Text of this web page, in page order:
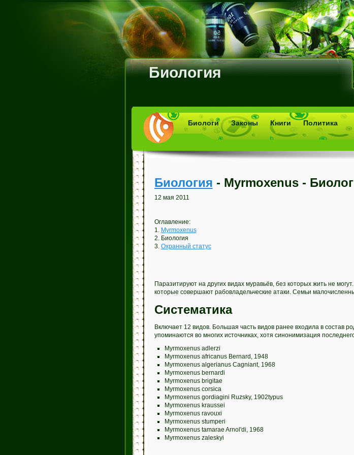
Биология
Биологи Законы Книги Политика
Биология - Myrmoxenus -
12 мая 2011
Оглавление:
1. Myrmoxenus
2. Биология
3. Охранный статус
Паразитируют на других видах муравьёв, без которых жить не
которые совершают рабовладельческие атаки. Семьи
Систематика
Включает 12 видов. Большая часть видов ранее входила в состав
упоминаются во многих источниках, хотя синонимизация
Myrmoxenus adlerzi
Myrmoxenus africanus Bernard, 1948
Myrmoxenus algerianus Cagniant, 1968
Myrmoxenus bernardi
Myrmoxenus brigitae
Myrmoxenus corsica
Myrmoxenus gordiagini Ruzsky, 1902typus
Myrmoxenus kraussei
Myrmoxenus ravouxi
Myrmoxenus stumperi
Myrmoxenus tamarae Arnol'di, 1968
Myrmoxenus zaleskyi